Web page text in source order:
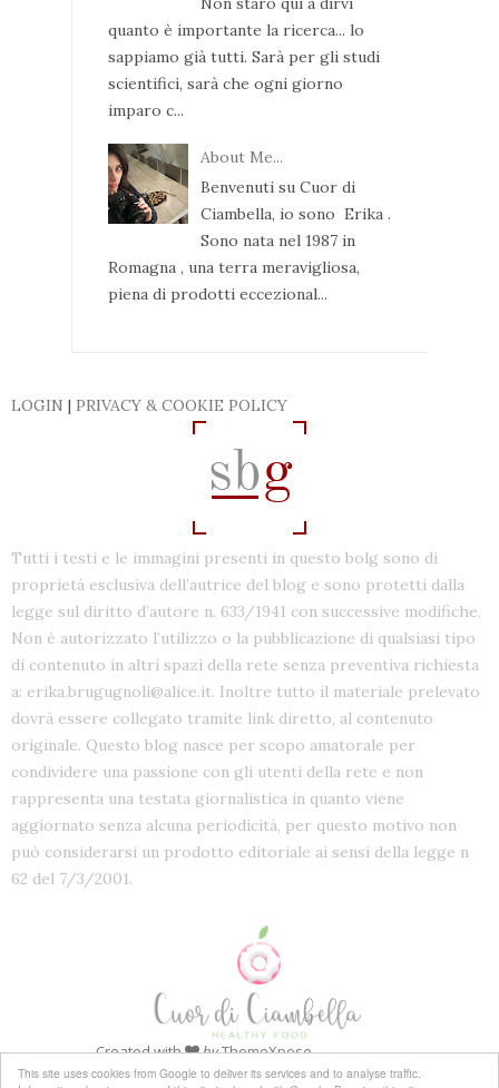
This site uses cookies from Google to deliver its services and to analyse traffic.
quanto è importante la ricerca... lo
sappiamo già tutti. Sarà per gli studi
scientifici, sarà che ogni giorno
imparo c...
About Me...
Benvenuti su Cuor di
Ciambella, io sono Erika .
Sono nata nel 1987 in
Romagna , una terra meravigliosa,
piena di prodotti eccezional...
LOGIN | PRIVACY & COOKIE POLICY
Tutti i testi e le immagini presenti in questo bolg sono di
proprietà esclusiva dell’autrice del blog e sono protetti dalla
legge sul diritto d’autore n. 633/1941 con successive modifiche.
Non è autorizzato l’utilizzo o la pubblicazione di qualsiasi tipo
di contenuto in altri spazi della rete senza preventiva richiesta
a: erika.brugugnoli@alice.it. Inoltre tutto il materiale prelevato
dovrà essere collegato tramite link diretto, al contenuto
originale. Questo blog nasce per scopo amatorale per
condividere una passione con gli utenti della rete e non
rappresenta una testata giornalistica in quanto viene
aggiornato senza alcuna periodicità, per questo motivo non
può considerarsi un prodotto editoriale ai sensi della legge n
62 del 7/3/2001.
Created with byThemeXpose